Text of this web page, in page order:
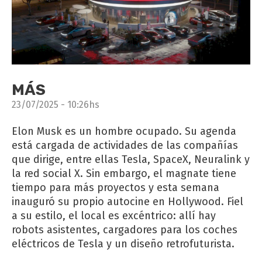
MÁS
23/07/2025 - 10:26hs
Elon Musk es un hombre ocupado. Su agenda
está cargada de actividades de las compañías
que dirige, entre ellas Tesla, SpaceX, Neuralink y
la red social X. Sin embargo, el magnate tiene
tiempo para más proyectos y esta semana
inauguró su propio autocine en Hollywood. Fiel
a su estilo, el local es excéntrico: allí hay
robots asistentes, cargadores para los coches
eléctricos de Tesla y un diseño retrofuturista.